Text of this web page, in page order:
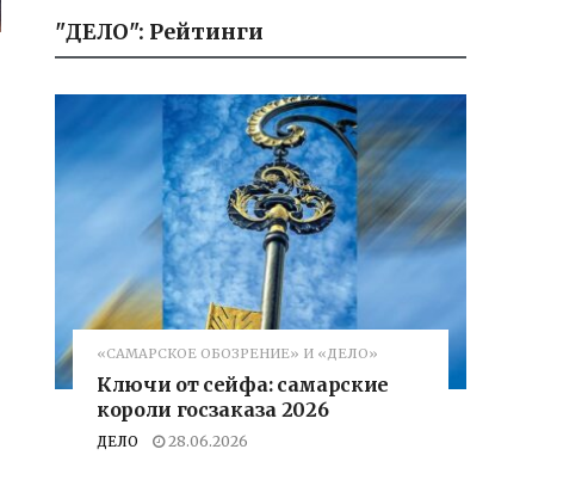
"ДЕЛО": Рейтинги
«САМАРСКОЕ ОБОЗРЕНИЕ» И «ДЕЛО»
Ключи от сейфа: самарские
короли госзаказа 2026
ДЕЛО 28.06.2026